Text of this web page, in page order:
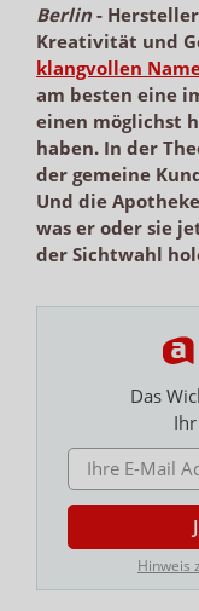
Berlin-
Kreativität und
klangvollen
am besten eine
einen möglichst
haben. In der
der gemeine
Und die
was er oder sie
der Sichtwahl
Das
E-MAIL ADRESSE
Hinweis